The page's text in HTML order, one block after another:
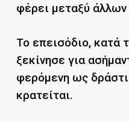
φέρει μεταξύ
Το επεισόδιο, κατά
ξεκίνησε για
φερόμενη ως
κρατείται.